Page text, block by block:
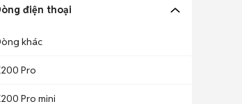
điện thoại
khác
Pro
Pro mini